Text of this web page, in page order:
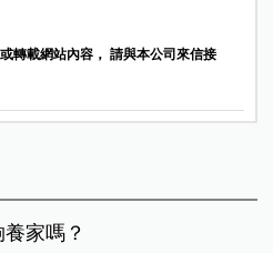
轉載網站內容， 請與本公司來信接
家嗎？